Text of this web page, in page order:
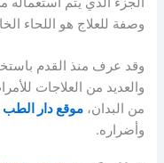
وصفة للعلاج هو اللحاء
وقد عرف منذ القدم
والعديد من العلاجات
من البدان،موقع دار الطب
وأضراره.